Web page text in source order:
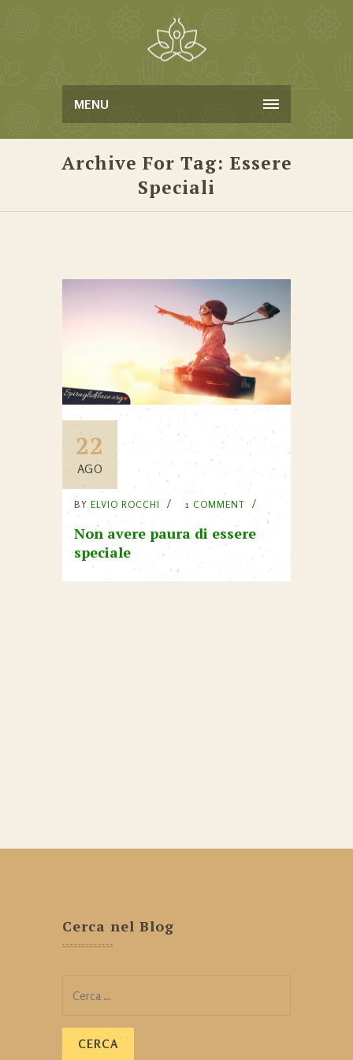
MENU
Archive For Tag: Essere
Speciali
22
AGO
BY ELVIO ROCCHI 1 COMMENT
Non avere paura di essere
speciale
Cerca nel Blog